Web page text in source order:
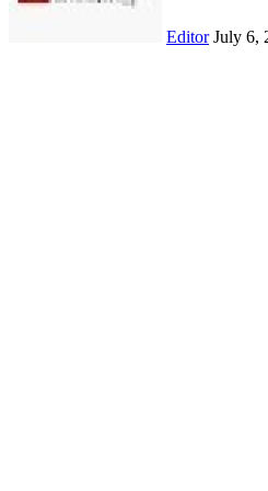
Editor July 6,